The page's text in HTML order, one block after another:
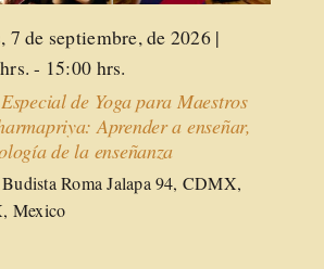
7 de septiembre, de 2026 |
- 15:00 hrs.
de Yoga para Maestros
Aprender a enseñar,
de la enseñanza
RomaJalapa 94, CDMX,
Mexico